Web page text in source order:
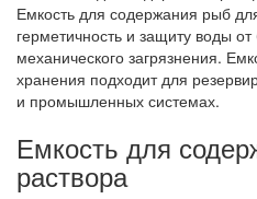
Емкость для содержания рыб
герметичность и защиту воды от
механического загрязнения.
хранения подходит для
и промышленных системах.
Емкость для
раствора